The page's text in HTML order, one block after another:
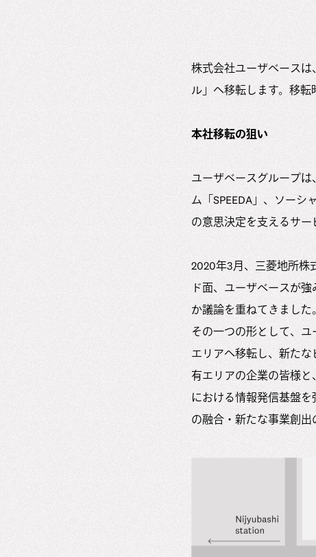
株式会社ユーザベース
ル」へ移転します。移転
本社移転の狙い
ユーザベースグループ
ム「SPEEDA」、ソーシ
の意思決定を支えるサー
2020年3月、三菱地所株
ド面、ユーザベースが
か議論を重ねてきました。
その一つの形として、
エリアへ移転し、新た
有エリアの企業の皆様
における情報発信基盤
の融合・新たな事業創出